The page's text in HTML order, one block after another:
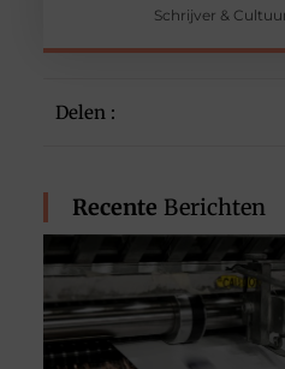
Schrijver &
Delen :
Recente Berichten